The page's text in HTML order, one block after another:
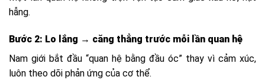
hẫng.
Bước 2: Lo lắng → căng thẳng trước mỗi lần quan hệ
Nam giới bắt đầu “quan hệ bằng đầu óc” thay vì cảm xúc,
luôn theo dõi phản ứng của cơ thể.